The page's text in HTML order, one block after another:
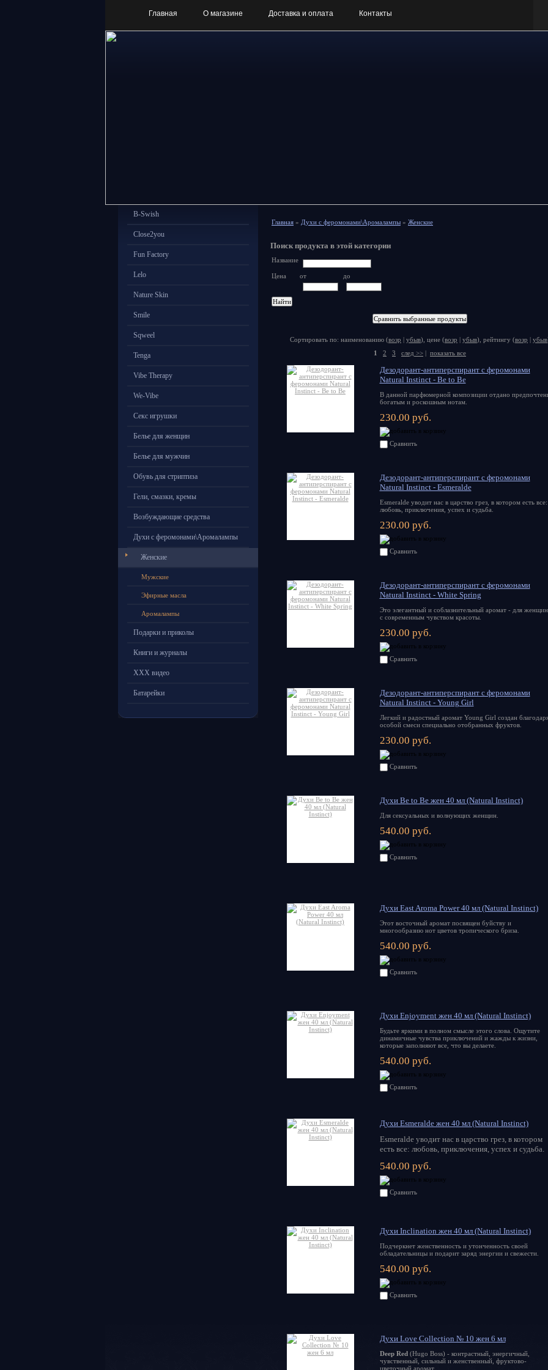
Главная О магазине Доставка и оплата Контакты
B-Swish
Close2you
Fun Factory
Lelo
Nature Skin
Smile
Sqweel
Tenga
Vibe Therapy
We-Vibe
Секс игрушки
Белье для женщин
Белье для мужчин
Обувь для стриптиза
Гели, смазки, кремы
Возбуждающие средства
Духи с феромонами\Аромалампы
Женские
Мужские
Эфирные масла
Аромалампы
Подарки и приколы
Книги и журналы
ХХХ видео
Батарейки
Главная » Духи с феромонами\Аромалампы » Женские
Поиск продукта в этой категории
Название
Цена от до
Сортировать по: наименованию (возр | убыв), цене (возр | убыв), рейтингу (возр | убыв
1
2 3 след >> | показать все
Дезодорант-антиперспирант с феромонами
Natural Instinct - Be to Be
В данной парфюмерной композиции отдано
богатым и роскошным нотам.
230.00 руб.
Сравнить
Дезодорант-антиперспирант с феромонами
Natural Instinct - Esmeralde
Esmeralde уводит нас в царство грез, в котором есть все:
любовь, приключения, успех и судьба.
230.00 руб.
Сравнить
Дезодорант-антиперспирант с феромонами
Natural Instinct - White Spring
Это элегантный и соблазнительный аромат - для
с современным чувством красоты.
230.00 руб.
Сравнить
Дезодорант-антиперспирант с феромонами
Natural Instinct - Young Girl
Легкий и радостный аромат Young Girl создан
особой смеси специально отобранных фруктов.
230.00 руб.
Сравнить
Духи Be to Be жен 40 мл (Natural Instinct)
Для сексуальных и волнующих женщин.
540.00 руб.
Сравнить
Духи East Aroma Power 40 мл (Natural Instinct)
Этот восточный аромат посвящен буйству и
многообразию нот цветов тропического бриза.
540.00 руб.
Сравнить
Духи Enjoyment жен 40 мл (Natural Instinct)
Будьте яркими в полном смысле этого слова. Ощутите
динамичные чувства приключений и жажды к жизни,
которые заполняют все, что вы делаете.
540.00 руб.
Сравнить
Духи Esmeralde жен 40 мл (Natural Instinct)
Esmeraldeуводит нас в царство грез, в котором
есть все: любовь, приключения, успех и судьба.
540.00 руб.
Сравнить
Духи Inclination жен 40 мл (Natural Instinct)
Подчеркнет женственность и утонченность своей
обладательницы и подарит заряд энергии и свежести.
540.00 руб.
Сравнить
Духи Love Collection № 10 жен 6 мл
Deep Red(Hugo Boss) - контрастный, энергичный,
чувственный, сильный и женственный, фруктово-
цветочный аромат.